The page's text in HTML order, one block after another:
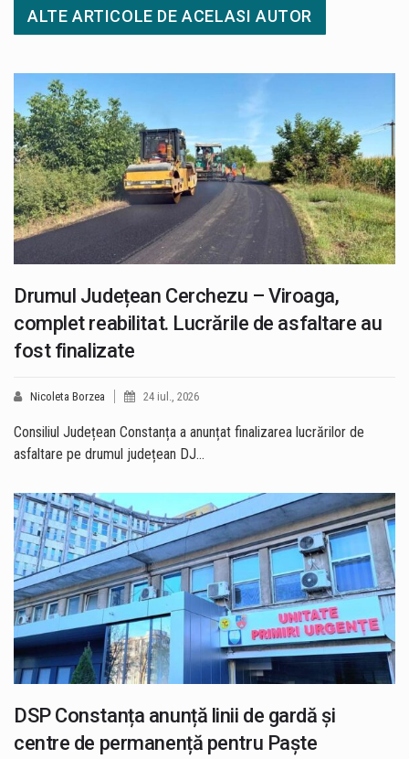
ALTE ARTICOLE DE ACELASI AUTOR
Drumul Județean Cerchezu – Viroaga,
complet reabilitat. Lucrările de asfaltare au
fost finalizate
Nicoleta Borzea 24 iul., 2026
Consiliul Județean Constanța a anunțat finalizarea lucrărilor de
asfaltare pe drumul județean DJ…
DSP Constanța anunță linii de gardă și
centre de permanență pentru Paște